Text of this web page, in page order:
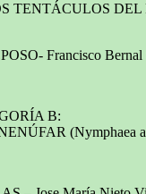
TENTÁCULOS
Francisco
B:
(Nymphaea